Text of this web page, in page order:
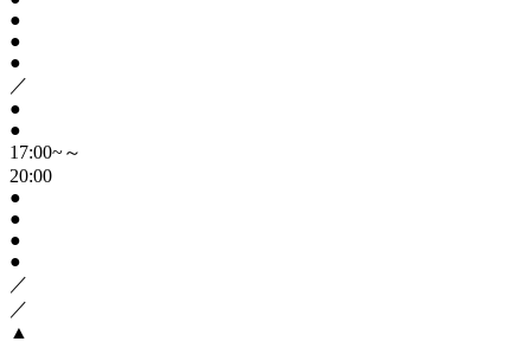
●
●
●
／
●
●
17:00~～
20:00
●
●
●
●
／
／
▲